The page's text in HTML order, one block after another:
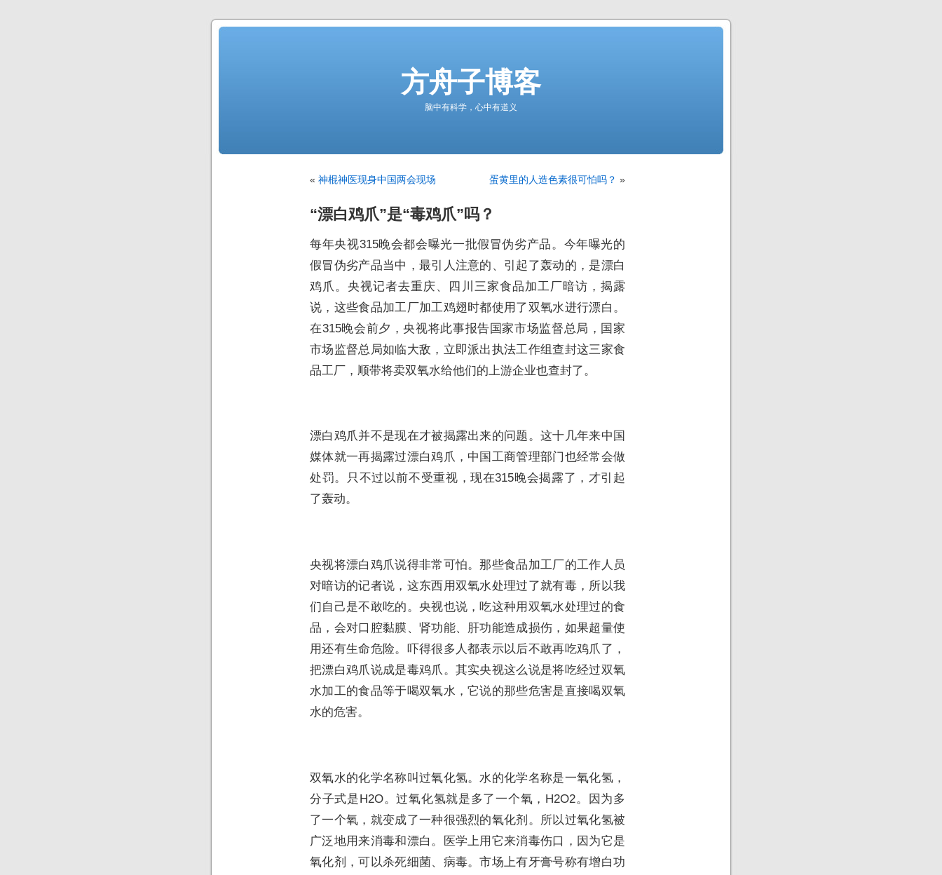
方舟子博客
脑中有科学，心中有道义
« 神棍神医现身中国两会现场 蛋黄里的人造色素很可怕吗？ »
“漂白鸡爪”是“毒鸡爪”吗？
每年央视315晚会都会曝光一批假冒伪劣产品。今年曝光的
假冒伪劣产品当中，最引人注意的、引起了轰动的，是漂白
鸡爪。央视记者去重庆、四川三家食品加工厂暗访，揭露
说，这些食品加工厂加工鸡翅时都使用了双氧水进行漂白。
在315晚会前夕，央视将此事报告国家市场监督总局，国家
市场监督总局如临大敌，立即派出执法工作组查封这三家食
品工厂，顺带将卖双氧水给他们的上游企业也查封了。
漂白鸡爪并不是现在才被揭露出来的问题。这十几年来中国
媒体就一再揭露过漂白鸡爪，中国工商管理部门也经常会做
处罚。只不过以前不受重视，现在315晚会揭露了，才引起
了轰动。
央视将漂白鸡爪说得非常可怕。那些食品加工厂的工作人员
对暗访的记者说，这东西用双氧水处理过了就有毒，所以我
们自己是不敢吃的。央视也说，吃这种用双氧水处理过的食
品，会对口腔黏膜、肾功能、肝功能造成损伤，如果超量使
用还有生命危险。吓得很多人都表示以后不敢再吃鸡爪了，
把漂白鸡爪说成是毒鸡爪。其实央视这么说是将吃经过双氧
水加工的食品等于喝双氧水，它说的那些危害是直接喝双氧
水的危害。
双氧水的化学名称叫过氧化氢。水的化学名称是一氧化氢，
分子式是H2O。过氧化氢就是多了一个氧，H2O2。因为多
了一个氧，就变成了一种很强烈的氧化剂。所以过氧化氢被
广泛地用来消毒和漂白。医学上用它来消毒伤口，因为它是
氧化剂，可以杀死细菌、病毒。市场上有牙膏号称有增白功